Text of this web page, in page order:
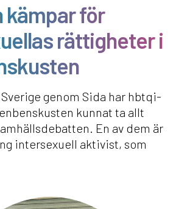
kämpar för
rättigheter i
genom Sida har hbtqi-
kunnat ta allt
En av dem är
intersexuell aktivist, som